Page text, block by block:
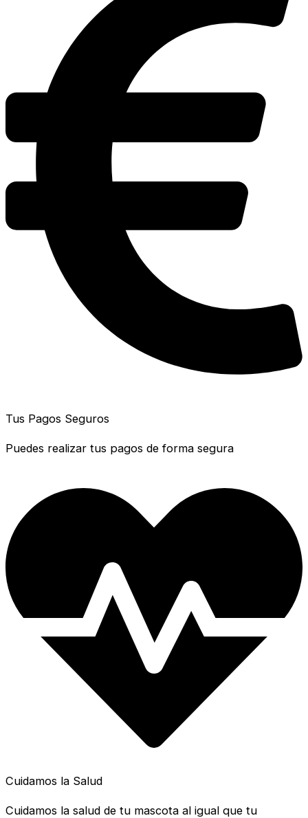
Tus Pagos Seguros
Puedes realizar tus pagos de forma segura
Cuidamos la Salud
Cuidamos la salud de tu mascota al igual que tu